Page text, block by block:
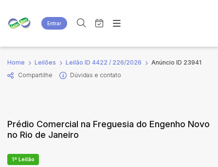
Entrar
Criar conta Entrar
Site
Agenda
Quem Somos
Busca por palavra-chave
Estados Cidade
Bairro
Quem Somos
Home Leilões Leilão ID 4422 / 226/2026
Anúncio ID 23941
Compartilhe
Dúvidas e contato
Prédio Comercial na Freguesia do Engenho Novo
no Rio de Janeiro
1ª Leilão